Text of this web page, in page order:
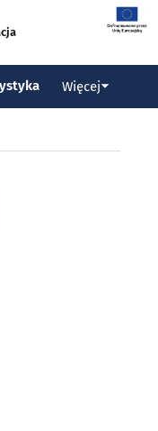
Więcej